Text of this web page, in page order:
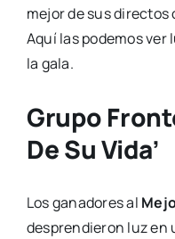
mejor de sus directos
Aquí las podemos ver
la gala.
Grupo
De Su Vida’
Los ganadores al
desprendieron luz en